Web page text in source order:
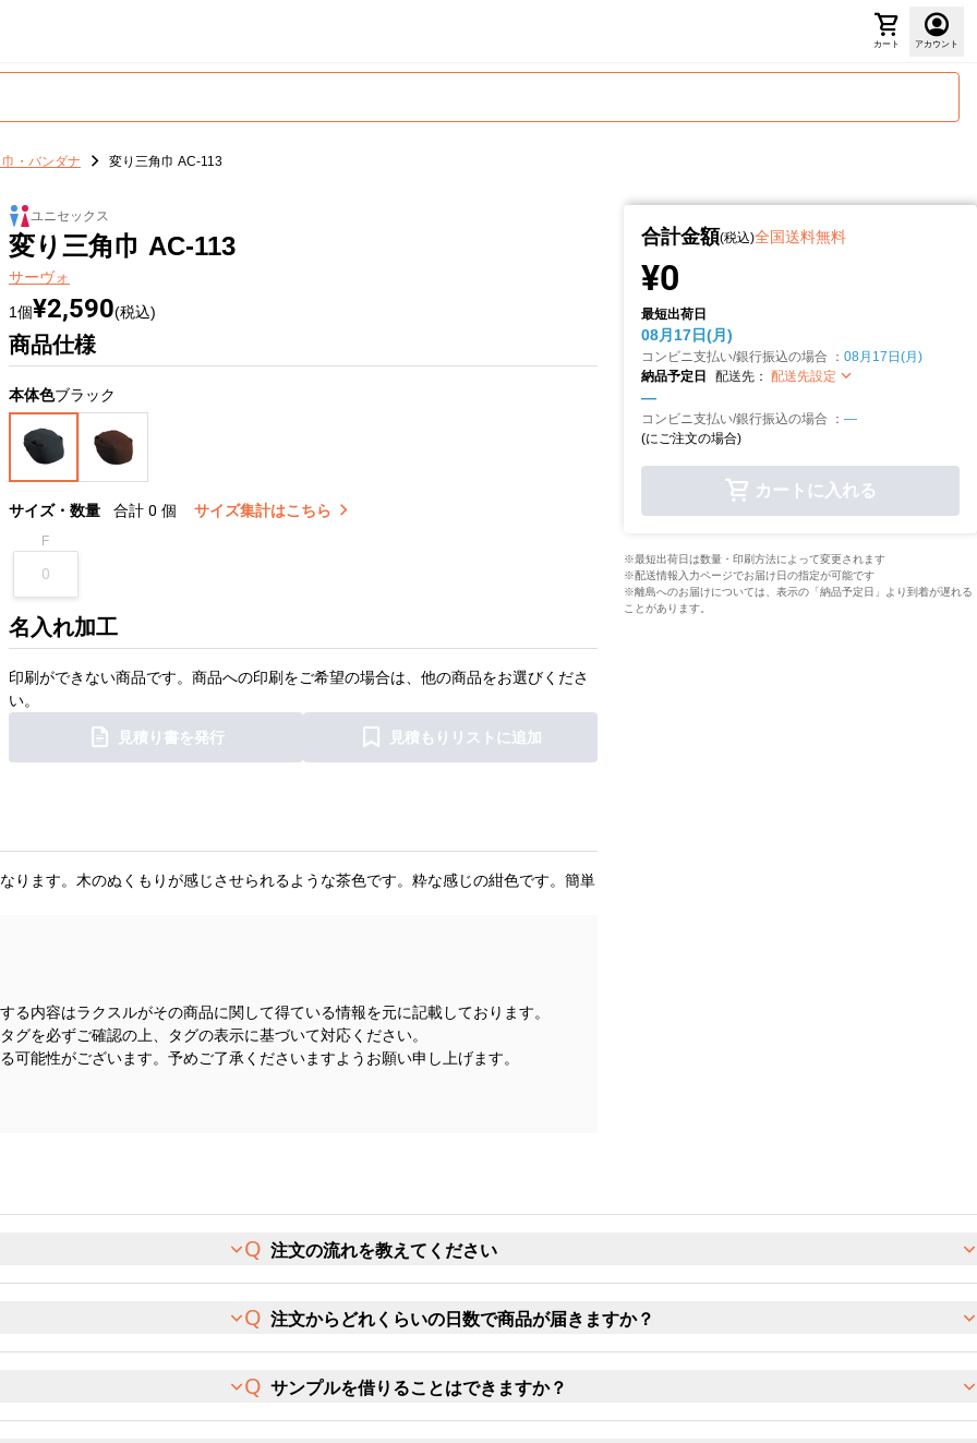
カート アカウント
・バンダナ 変り三角巾 AC-113
ユニセックス
変り三角巾 AC-113
サーヴォ
1個¥2,590(税込)
商品仕様
本体色ブラック
サイズ・数量 合計 0 個 サイズ集計はこちら
F
名入れ加工
印刷ができない商品です。商品への印刷をご希望の場合は、他の商品をお選びくださ
い。
見積り書を発行 見積もりリストに追加
合計金額(税込)全国送料無料
¥0
最短出荷日
08月17日(月)
コンビニ支払い/銀行振込の場合 ： 08月17日(月)
納品予定日
配送先： 配送先設定
—
コンビニ支払い/銀行振込の場合 ： —
(にご注文の場合)
カートに入れる
※最短出荷日は数量・印刷方法によって変更されます
※配送情報入力ページでお届け日の指定が可能です
※離島へのお届けについては、表示の「納品予定日」より到着が遅れる
ことがあります。
ります。木のぬくもりが感じさせられるような茶色です。粋な感じの紺色です。簡単
る内容はラクスルがその商品に関して得ている情報を元に記載しております。
グを必ずご確認の上、タグの表示に基づいて対応ください。
可能性がございます。予めご了承くださいますようお願い申し上げます。
注文の流れを教えてください
注文からどれくらいの日数で商品が届きますか？
サンプルを借りることはできますか？